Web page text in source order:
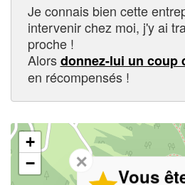
Je connais bien cette
intervenir chez moi, j'y ai
proche !
Alorsdonnez-lui un coup
en récompensés !
+
−
✕
Vous